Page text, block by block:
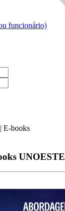
funcionário)
| E-books
UNOESTE